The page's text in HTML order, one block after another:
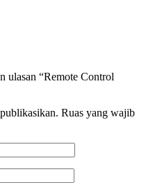
ulasan “Remote Control
Ruas yang wajib